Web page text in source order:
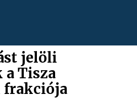
jelöli
a Tisza
frakciója